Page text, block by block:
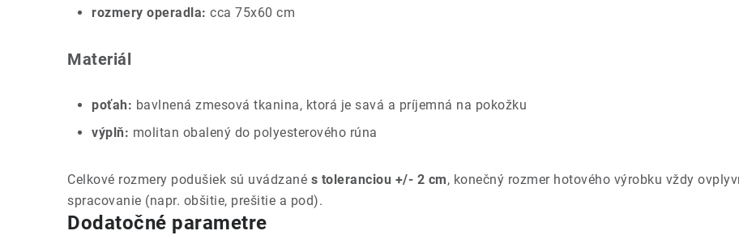
rozmery operadla: cca 75x60 cm
Materiál
poťah: bavlnená zmesová tkanina, ktorá je savá a príjemná na pokožku
výplň: molitan obalený do polyesterového rúna
Celkové rozmery podušiek sú uvádzané s toleranciou +/- 2 cm, konečný rozmer hotového výrobku vždy
spracovanie (napr. obšitie, prešitie a pod).
Dodatočné parametre